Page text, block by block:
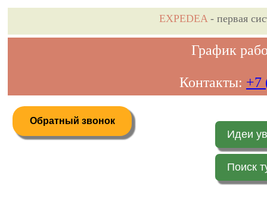
EXPEDEA- первая
График
Контакты: +7
Обратный звонок
Идеи
Поиск